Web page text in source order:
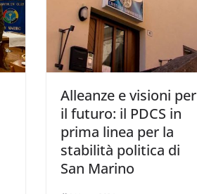
Alleanze e visioni per
il futuro: il PDCS in
prima linea per la
stabilità politica di
San Marino